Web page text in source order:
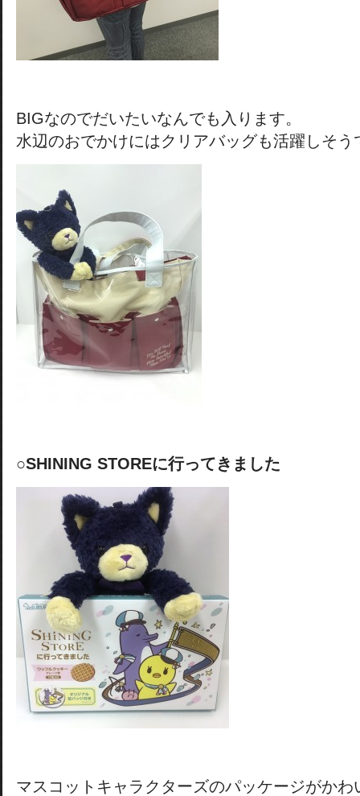
BIGなのでだいたいなんでも入ります。
水辺のおでかけにはクリアバッグも活躍しそう
○SHINING STOREに行ってきました
マスコットキャラクターズのパッケージがかわ